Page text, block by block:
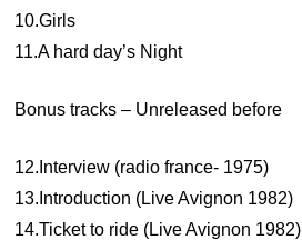
10.Girls
11.A hard day’s Night
Bonus tracks – Unreleased before
12.Interview (radio france- 1975)
13.Introduction (Live Avignon 1982)
14.Ticket to ride (Live Avignon 1982)